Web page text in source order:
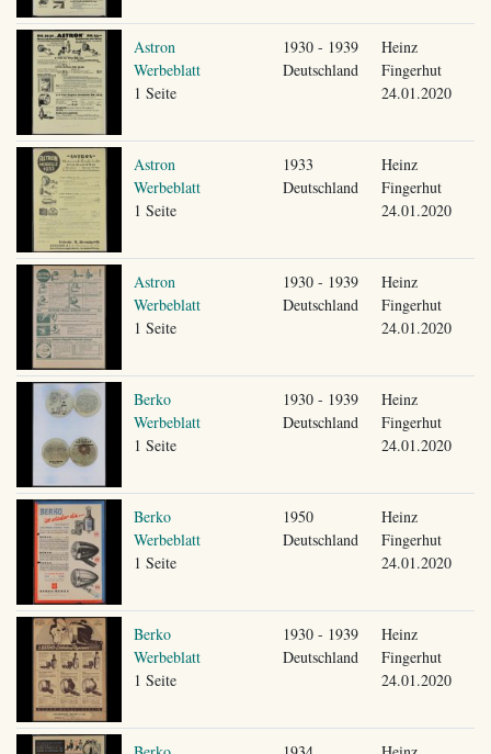
Astron
Werbeblatt
1 Seite
1930 - 1939
Deutschland
Heinz
Fingerhut
24.01.2020
Astron
Werbeblatt
1 Seite
1933
Deutschland
Heinz
Fingerhut
24.01.2020
Astron
Werbeblatt
1 Seite
1930 - 1939
Deutschland
Heinz
Fingerhut
24.01.2020
Berko
Werbeblatt
1 Seite
1930 - 1939
Deutschland
Heinz
Fingerhut
24.01.2020
Berko
Werbeblatt
1 Seite
1950
Deutschland
Heinz
Fingerhut
24.01.2020
Berko
Werbeblatt
1 Seite
1930 - 1939
Deutschland
Heinz
Fingerhut
24.01.2020